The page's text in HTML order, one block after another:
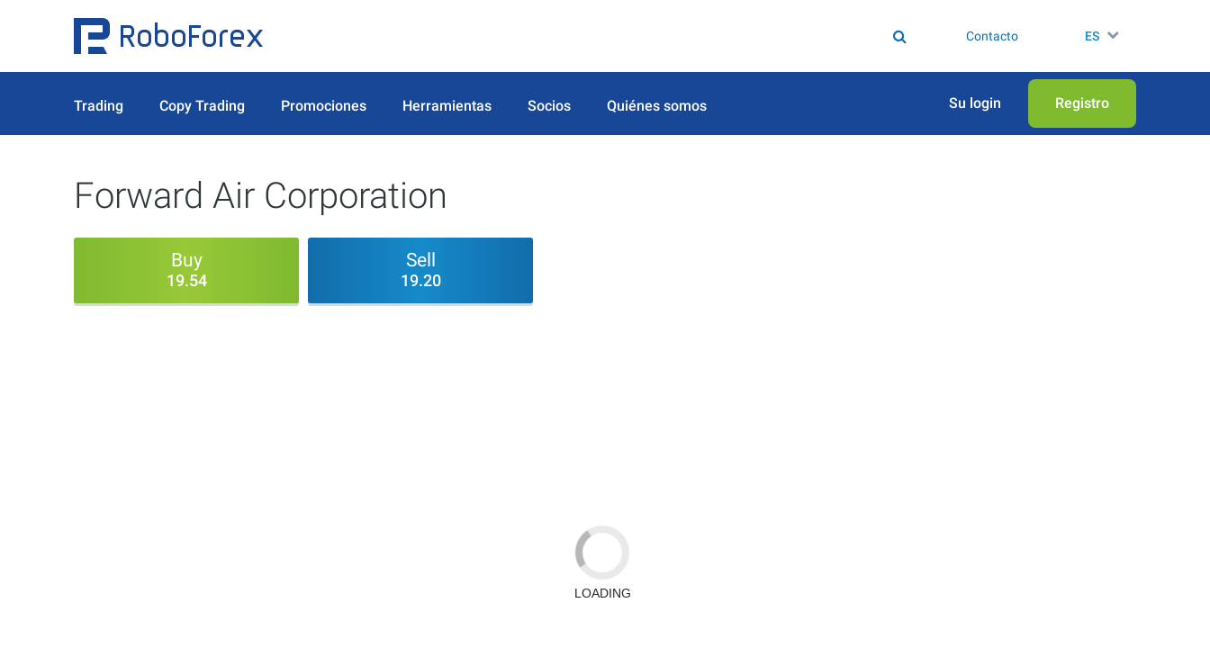
Contacto ES
Trading Copy Trading Promociones Herramientas Socios Quiénes somos Su login Registro
Forward Air Corporation
Buy
19.54
Sell
19.20